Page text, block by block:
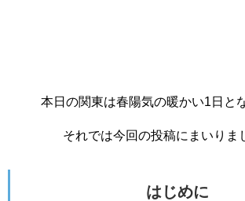
本日の関東は春陽気の暖かい1日と
それでは今回の投稿にまいりま
はじめに